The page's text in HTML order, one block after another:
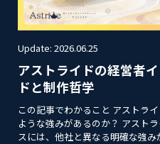
Update: 2026.06.25
アストライドの経営者
ドと制作哲学
この記事でわかること アストラ
ような強みがあるのか？ アスト
スには、他社と異なる明確な強み